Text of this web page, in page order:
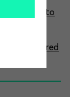
search to
offered